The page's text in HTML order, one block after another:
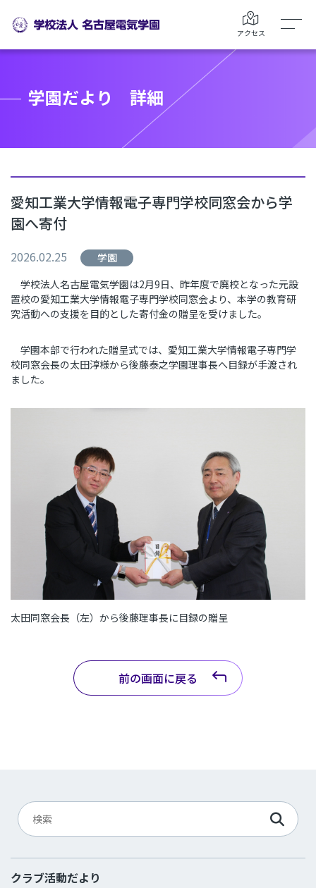
アクセス
学園だより 詳細
愛知工業大学情報電子専門学校同窓会から学
園へ寄付
2026.02.25
学園
学校法人名古屋電気学園は2月9日、昨年度で廃校となった元設
置校の愛知工業大学情報電子専門学校同窓会より、本学の教育研
究活動への支援を目的とした寄付金の贈呈を受けました。
学園本部で行われた贈呈式では、愛知工業大学情報電子専門学
校同窓会長の太田淳様から後藤泰之学園理事長へ目録が手渡され
ました。
太田同窓会長（左）から後藤理事長に目録の贈呈
前の画面に戻る
クラブ活動だより